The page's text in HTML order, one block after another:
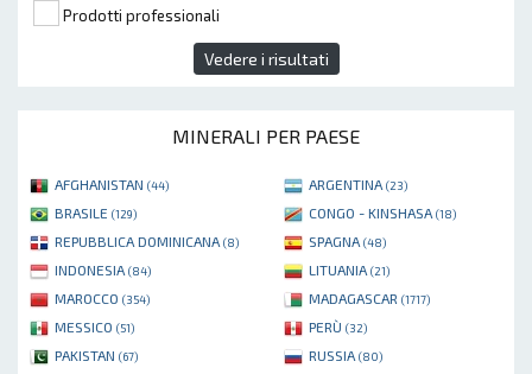
Prodotti professionali
Vedere i risultati
MINERALI PER PAESE
AFGHANISTAN (44) ARGENTINA (23)
BRASILE (129) CONGO - KINSHASA (18)
REPUBBLICA DOMINICANA (8) SPAGNA (48)
INDONESIA (84) LITUANIA (21)
MAROCCO (354) MADAGASCAR (1717)
MESSICO (51) PERÙ (32)
PAKISTAN (67) RUSSIA (80)